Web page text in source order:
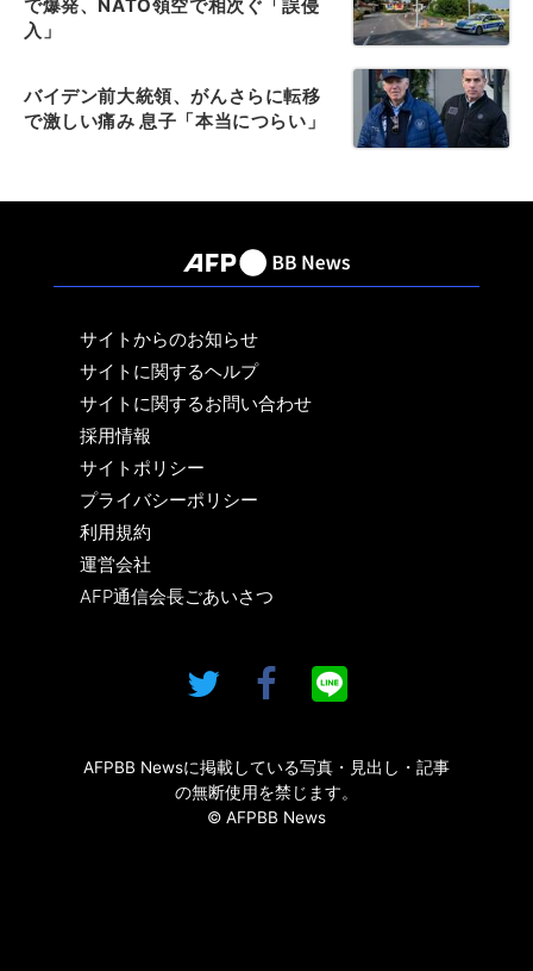
で爆発、NATO領空で相次ぐ「誤侵
入」
バイデン前大統領、がんさらに転移
で激しい痛み 息子「本当につらい」
サイトからのお知らせ
サイトに関するヘルプ
サイトに関するお問い合わせ
採用情報
サイトポリシー
プライバシーポリシー
利用規約
運営会社
AFP通信会長ごあいさつ
AFPBB Newsに掲載している写真・見出し・記事
の無断使用を禁じます。
© AFPBB News